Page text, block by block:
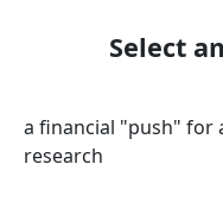
Select
a financial "push" for
research